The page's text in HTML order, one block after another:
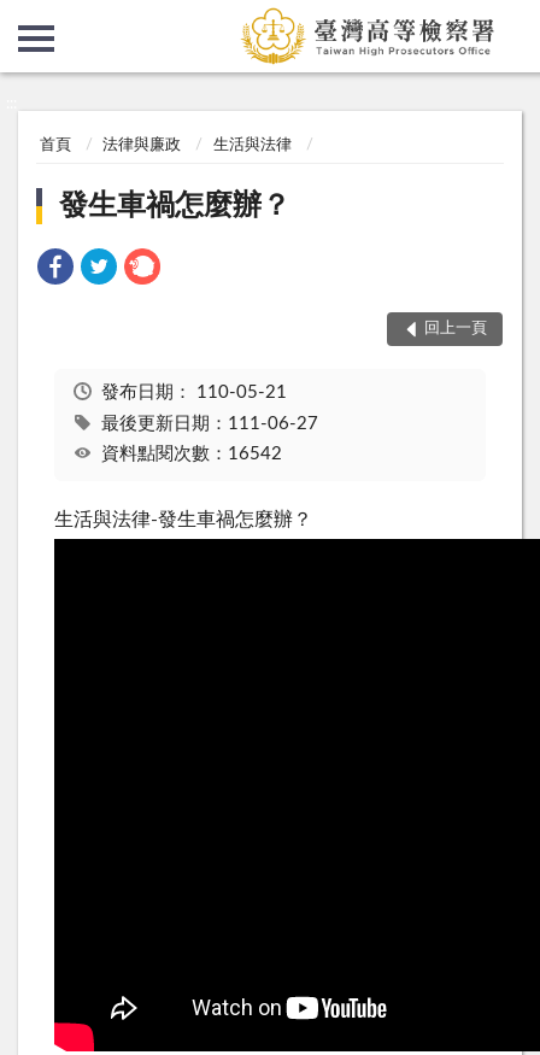
首頁 法律與廉政 生活與法律
發生車禍怎麼辦？
回上一頁
發布日期： 110-05-21
最後更新日期：111-06-27
資料點閱次數：16542
生活與法律-發生車禍怎麼辦？